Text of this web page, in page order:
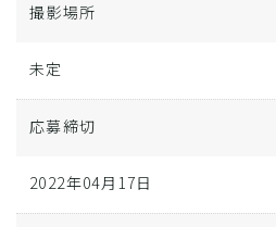
撮影場所
未定
応募締切
2022年04月17日